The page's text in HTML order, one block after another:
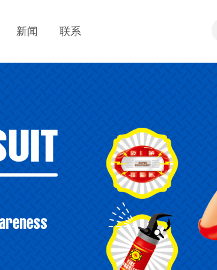
新闻 联系